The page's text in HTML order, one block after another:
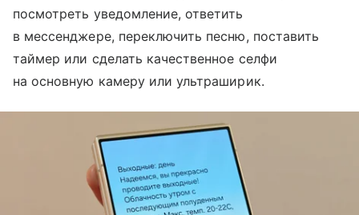
посмотреть уведомление, ответить
в мессенджере, переключить песню, поставить
таймер или сделать качественное селфи
на основную камеру или ультраширик.